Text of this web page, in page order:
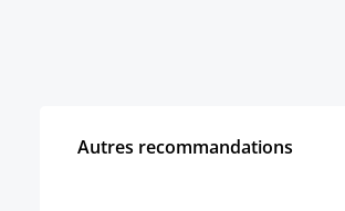
Autres recommandations